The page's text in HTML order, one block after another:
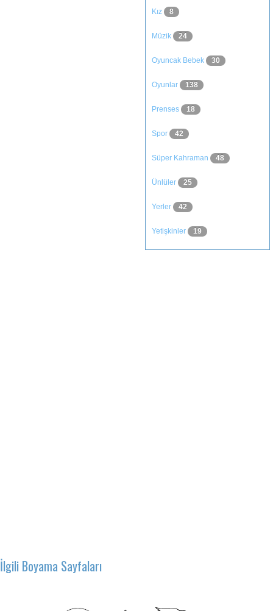
Kız 8
Müzik 24
Oyuncak Bebek 30
Oyunlar 138
Prenses 18
Spor 42
Süper Kahraman 48
Ünlüler 25
Yerler 42
Yetişkinler 19
İlgili Boyama Sayfaları